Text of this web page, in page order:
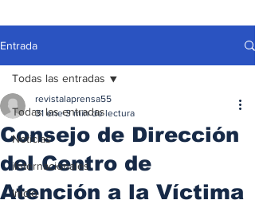
Entrada
Todas las entradas
Noticias
iInternacionales
Inicio
Todas las entradas
Consejo de Dirección
del Centro de
Atención a la Víctima
revistalaprensa55
31 ene 3 min de lectura